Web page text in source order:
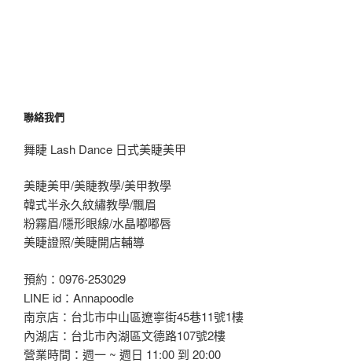
聯絡我們
舞睫 Lash Dance 日式美睫美甲
美睫美甲/美睫教學/美甲教學
韓式半永久紋繡教學/飄眉
粉霧眉/隱形眼線/水晶嘟嘟唇
美睫證照/美睫開店輔導
預約：0976-253029
LINE id：Annapoodle
南京店：台北市中山區遼寧街45巷11號1樓
內湖店：台北市內湖區文德路107號2樓
營業時間：週一 ~ 週日 11:00 到 20:00